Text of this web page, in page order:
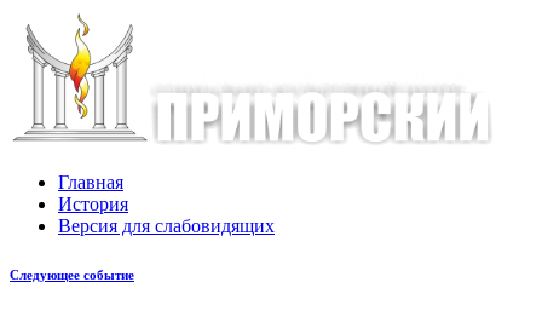
Главная
История
Версия для слабовидящих
Следующее событие